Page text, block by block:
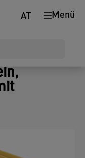
Menü
AT